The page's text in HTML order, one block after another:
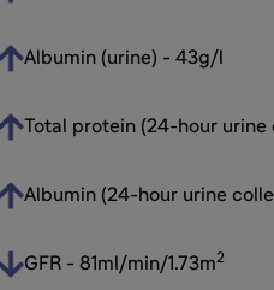
Albumin (urine) - 43g/l
Total protein (24-hour
Albumin (24-hour urine
GFR - 81ml/min/1.73m2